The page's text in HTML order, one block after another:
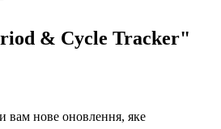
& Cycle Tracker"
вам нове оновлення, яке